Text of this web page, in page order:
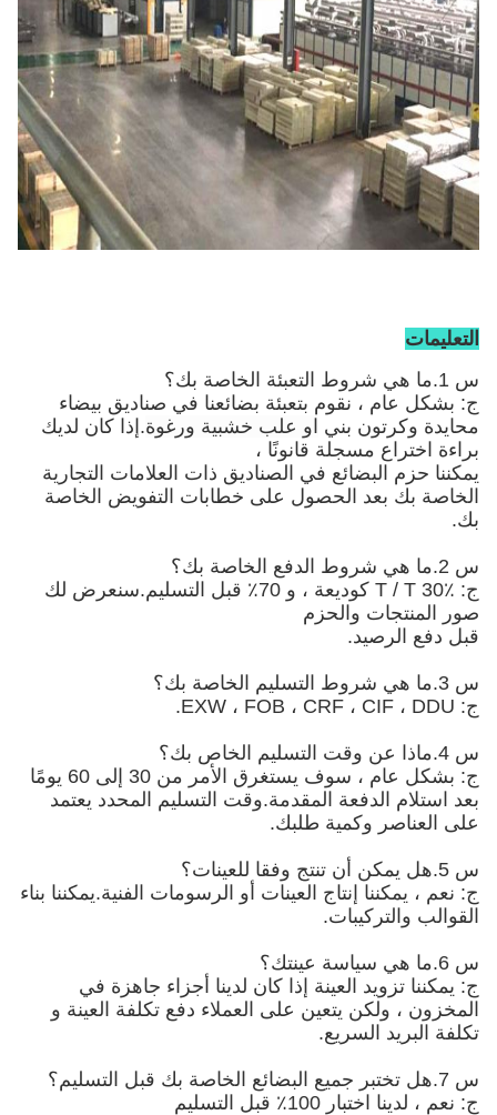
التعليمات
س 1.ما هي شروط التعبئة الخاصة بك؟
ج: بشكل عام ، نقوم بتعبئة بضائعنا في صناديق بيضاء
محايدة وكرتون بنياو علب خشبية ورغوة.إذا كان لديك
براءة اختراع مسجلة قانونًا ،
يمكننا حزم البضائع في الصناديق ذات العلامات التجارية
الخاصة بك بعد الحصول على خطابات التفويض الخاصة
بك.
س 2.ما هي شروط الدفع الخاصة بك؟
ج: T / T 30٪ كوديعة ، و 70٪ قبل التسليم.سنعرض لك
صور المنتجات والحزم
قبل دفع الرصيد.
س 3.ما هي شروط التسليم الخاصة بك؟
ج: EXW ، FOB ، CRF ، CIF ، DDU.
س 4.ماذا عن وقت التسليم الخاص بك؟
ج: بشكل عام ، سوف يستغرق الأمر من 30 إلى 60 يومًا
بعد استلام الدفعة المقدمة.وقت التسليم المحدد يعتمد
على العناصر وكمية طلبك.
س 5.هل يمكن أن تنتج وفقا للعينات؟
ج: نعم ، يمكننا إنتاج العينات أو الرسومات الفنية.يمكننا بناء
القوالب والتركيبات.
س 6.ما هي سياسة عينتك؟
ج: يمكننا تزويد العينة إذا كان لدينا أجزاء جاهزة في
المخزون ، ولكن يتعين على العملاء دفع تكلفة العينة و
تكلفة البريد السريع.
س 7.هل تختبر جميع البضائع الخاصة بك قبل التسليم؟
ج: نعم ، لدينا اختبار 100٪ قبل التسليم